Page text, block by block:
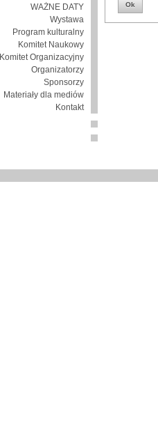
WAŻNE DATY
Wystawa
Program kulturalny
Komitet Naukowy
Komitet Organizacyjny
Organizatorzy
Sponsorzy
Materiały dla mediów
Kontakt
Ok